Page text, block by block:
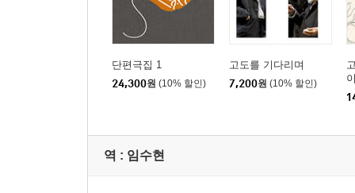
단편극집 1
24,300원 (10% 할인)
고도를 기다리며
7,200원 (10% 할인)
역 : 임수현